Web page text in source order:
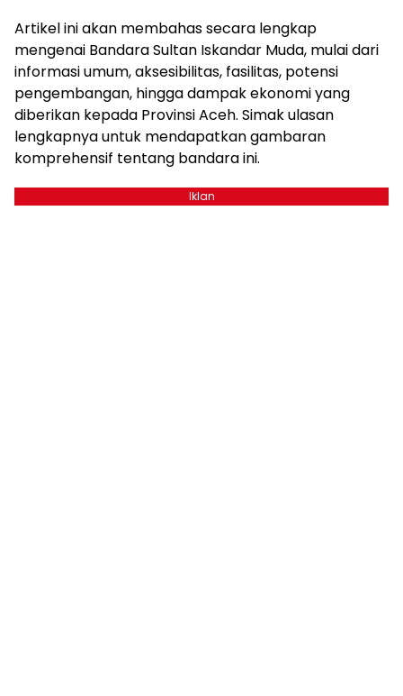
Artikel ini akan membahas secara lengkap
mengenai Bandara Sultan Iskandar Muda, mulai dari
informasi umum, aksesibilitas, fasilitas, potensi
pengembangan, hingga dampak ekonomi yang
diberikan kepada Provinsi Aceh. Simak ulasan
lengkapnya untuk mendapatkan gambaran
komprehensif tentang bandara ini.
Iklan